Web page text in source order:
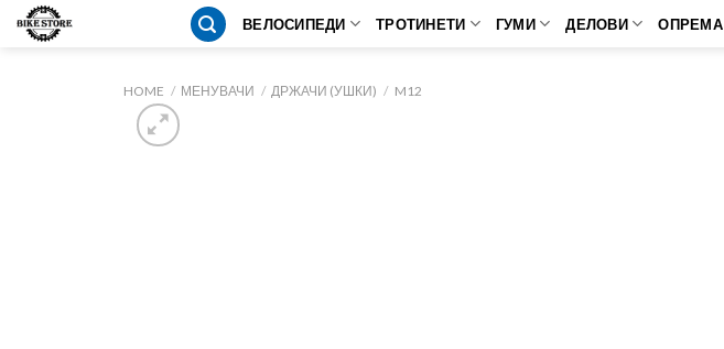
Skip
ВЕЛОСИПЕДИ ТРОТИНЕТИ ГУМИ ДЕЛОВИ ОПРЕМА
HOME / МЕНУВАЧИ / ДРЖАЧИ (УШКИ) / M12